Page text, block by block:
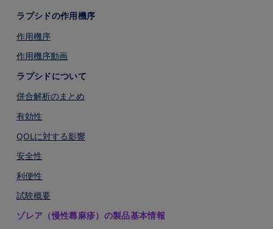
ラプシドの作用機序
作用機序
作用機序動画
ラプシドについて
併合解析のまとめ
有効性
QOLに対する影響
安全性
利便性
試験概要
ゾレア（慢性蕁麻疹）の製品基本情報